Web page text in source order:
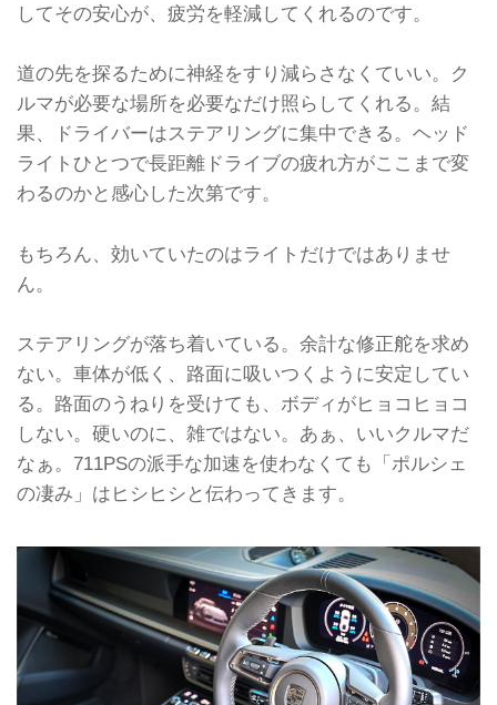
してその安心が、疲労を軽減してくれるのです。
道の先を探るために神経をすり減らさなくていい。ク
ルマが必要な場所を必要なだけ照らしてくれる。結
果、ドライバーはステアリングに集中できる。ヘッド
ライトひとつで長距離ドライブの疲れ方がここまで変
わるのかと感心した次第です。
もちろん、効いていたのはライトだけではありませ
ん。
ステアリングが落ち着いている。余計な修正舵を求め
ない。車体が低く、路面に吸いつくように安定してい
る。路面のうねりを受けても、ボディがヒョコヒョコ
しない。硬いのに、雑ではない。あぁ、いいクルマだ
なぁ。711PSの派手な加速を使わなくても「ポルシェ
の凄み」はヒシヒシと伝わってきます。